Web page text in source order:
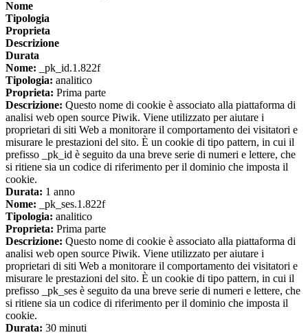
Nome
Tipologia
Proprieta
Descrizione
Durata
Nome: _pk_id.1.822f
Tipologia: analitico
Proprieta: Prima parte
Descrizione: Questo nome di cookie è associato alla piattaforma di
analisi web open source Piwik. Viene utilizzato per aiutare i
proprietari di siti Web a monitorare il comportamento dei visitatori e
misurare le prestazioni del sito. È un cookie di tipo pattern, in cui il
prefisso _pk_id è seguito da una breve serie di numeri e lettere, che
si ritiene sia un codice di riferimento per il dominio che imposta il
cookie.
Durata: 1 anno
Nome: _pk_ses.1.822f
Tipologia: analitico
Proprieta: Prima parte
Descrizione: Questo nome di cookie è associato alla piattaforma di
analisi web open source Piwik. Viene utilizzato per aiutare i
proprietari di siti Web a monitorare il comportamento dei visitatori e
misurare le prestazioni del sito. È un cookie di tipo pattern, in cui il
prefisso _pk_ses è seguito da una breve serie di numeri e lettere, che
si ritiene sia un codice di riferimento per il dominio che imposta il
cookie.
Durata: 30 minuti